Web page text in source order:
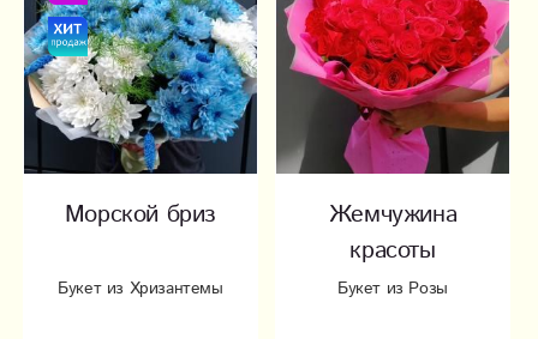
Морской бриз
Букет из Хризантемы
Жемчужина
красоты
Букет из Розы